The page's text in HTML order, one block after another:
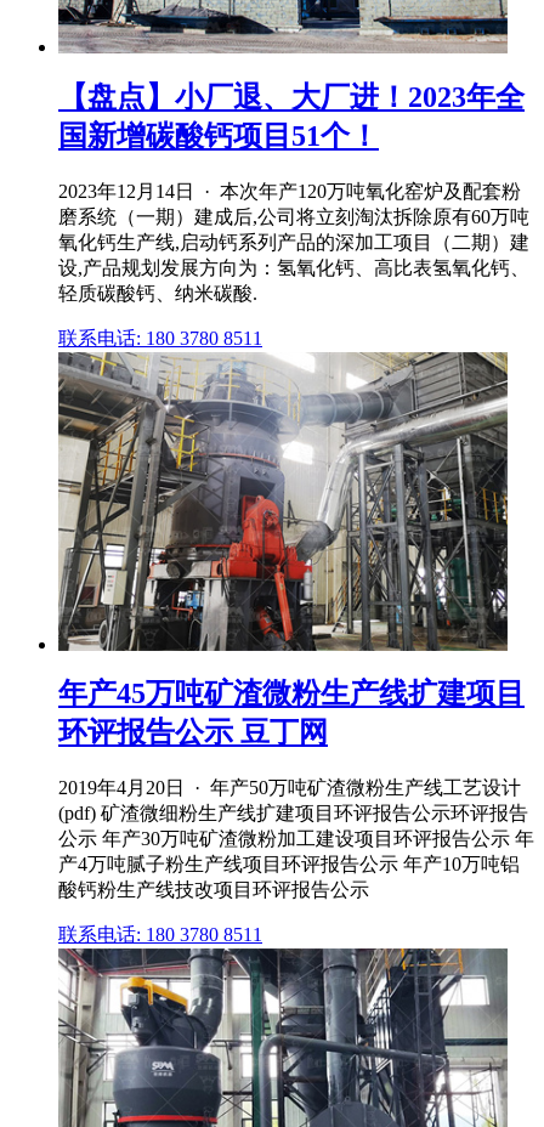
【盘点】小厂退、大厂进！2023年全
国新增碳酸钙项目51个！
2023年12月14日 · 本次年产120万吨氧化窑炉及配套粉
磨系统（一期）建成后,公司将立刻淘汰拆除原有60万吨
氧化钙生产线,启动钙系列产品的深加工项目（二期）建
设,产品规划发展方向为：氢氧化钙、高比表氢氧化钙、
轻质碳酸钙、纳米碳酸.
联系电话: 180 3780 8511
年产45万吨矿渣微粉生产线扩建项目
环评报告公示 豆丁网
2019年4月20日 · 年产50万吨矿渣微粉生产线工艺设计
(pdf) 矿渣微细粉生产线扩建项目环评报告公示环评报告
公示 年产30万吨矿渣微粉加工建设项目环评报告公示 年
产4万吨腻子粉生产线项目环评报告公示 年产10万吨铝
酸钙粉生产线技改项目环评报告公示
联系电话: 180 3780 8511